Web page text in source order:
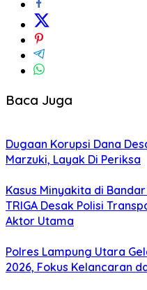
Baca Juga
Dugaan Korupsi Dana
Marzuki, Layak Di Periksa
Kasus Minyakita di
TRIGA Desak Polisi
Aktor Utama
Polres Lampung Utara
2026, Fokus Kelancaran